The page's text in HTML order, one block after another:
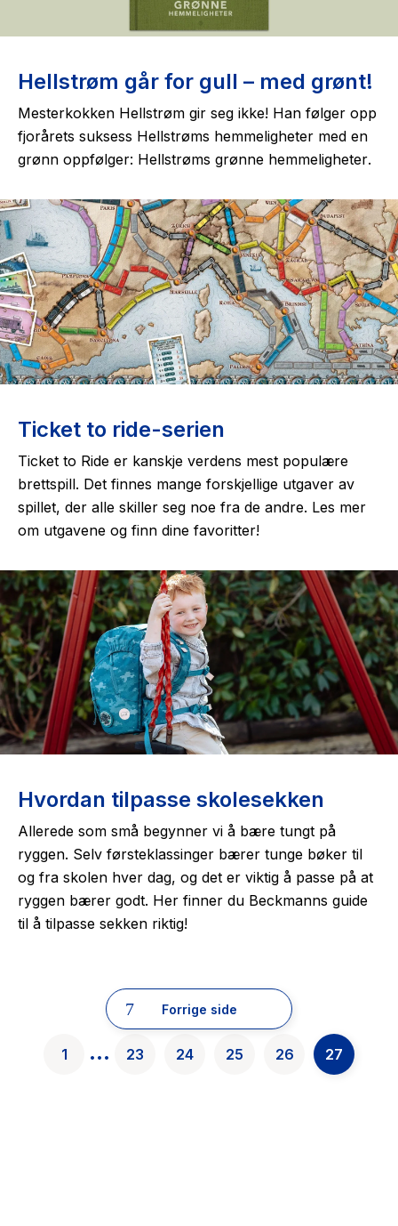
Hellstrøm går for gull – med grønt!
Mesterkokken Hellstrøm gir seg ikke! Han følger opp
fjorårets suksess Hellstrøms hemmeligheter med en
grønn oppfølger: Hellstrøms grønne hemmeligheter.
Ticket to ride-serien
Ticket to Ride er kanskje verdens mest populære
brettspill. Det finnes mange forskjellige utgaver av
spillet, der alle skiller seg noe fra de andre. Les mer
om utgavene og finn dine favoritter!
Hvordan tilpasse skolesekken
Allerede som små begynner vi å bære tungt på
ryggen. Selv førsteklassinger bærer tunge bøker til
og fra skolen hver dag, og det er viktig å passe på at
ryggen bærer godt. Her finner du Beckmanns guide
til å tilpasse sekken riktig!
Forrige side
1 ... 23 24 25 26 27